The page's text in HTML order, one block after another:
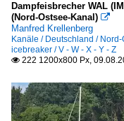
Dampfeisbrecher WAL
(Nord-Ostsee-Kanal) 
Manfred Krellenberg
Kanäle / Deutschland / Nord-
icebreaker / V - W - X - Y - Z
 222 1200x800 Px,